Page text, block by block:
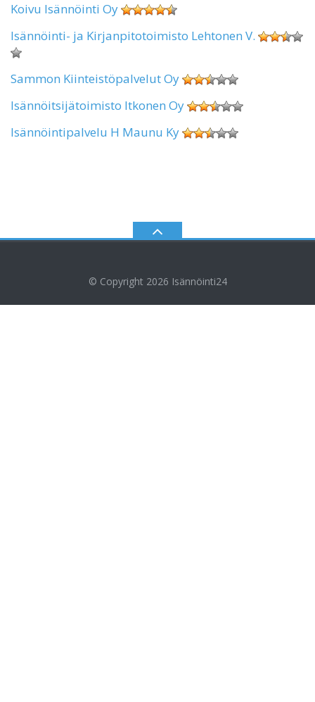
Koivu Isännöinti Oy
Isännöinti- ja Kirjanpitotoimisto Lehtonen V.
Sammon Kiinteistöpalvelut Oy
Isännöitsijätoimisto Itkonen Oy
Isännöintipalvelu H Maunu Ky
© Copyright 2026 Isännöinti24